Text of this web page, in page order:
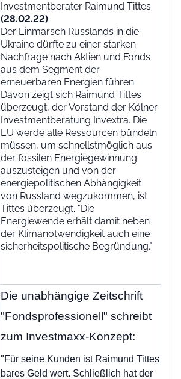
Investmentberater Raimund Tittes.
(28.02.22)
Der Einmarsch Russlands in die
Ukraine dürfte zu einer starken
Nachfrage nach Aktien und Fonds
aus dem Segment der
erneuerbaren Energien führen.
Davon zeigt sich Raimund Tittes
überzeugt, der Vorstand der Kölner
Investmentberatung Invextra. Die
EU werde alle Ressourcen bündeln
müssen, um schnellstmöglich aus
der fossilen Energiegewinnung
auszusteigen und von der
energiepolitischen Abhängigkeit
von Russland wegzukommen, ist
Tittes überzeugt. "Die
Energiewende erhält damit neben
der Klimanotwendigkeit auch eine
sicherheitspolitische Begründung."
Die unabhängige Zeitschrift
"Fondsprofessionell" schreibt
zum Investmaxx-Konzept:
"Für seine Kunden ist Raimund Tittes
bares Geld wert. Schließlich hat der